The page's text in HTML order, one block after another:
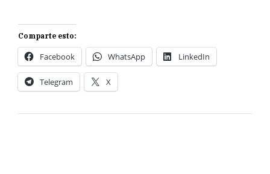
Comparte esto:
Facebook WhatsApp LinkedIn
Telegram X